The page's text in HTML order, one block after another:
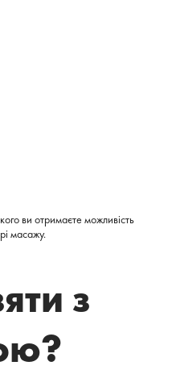
ви отримаєте можливість
масажу.
з